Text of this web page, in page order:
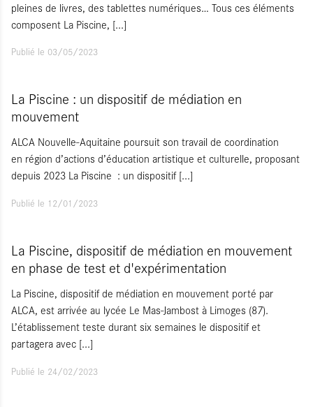
pleines de livres, des tablettes numériques… Tous ces éléments
composent La Piscine, [...]
Publié le 03/05/2023
La Piscine : un dispositif de médiation en
mouvement
ALCA Nouvelle-Aquitaine poursuit son travail de coordination
en région d’actions d’éducation artistique et culturelle, proposant
depuis 2023 La Piscine : un dispositif[...]
Publié le 12/01/2023
La Piscine, dispositif de médiation en mouvement
en phase de test et d'expérimentation
La Piscine, dispositif de médiation en mouvement porté par
ALCA, est arrivée au lycée Le Mas-Jambost à Limoges (87).
L’établissement teste durant six semaines le dispositif et
partagera avec [...]
Publié le 24/02/2023